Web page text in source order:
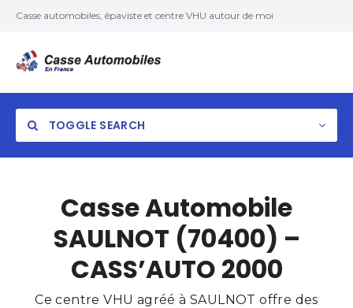
Casse automobiles, épaviste et centre VHU autour de moi
TOGGLE SEARCH
Casse Automobile
SAULNOT (70400) –
CASS’AUTO 2000
Ce centre VHU agréé à SAULNOT offre des